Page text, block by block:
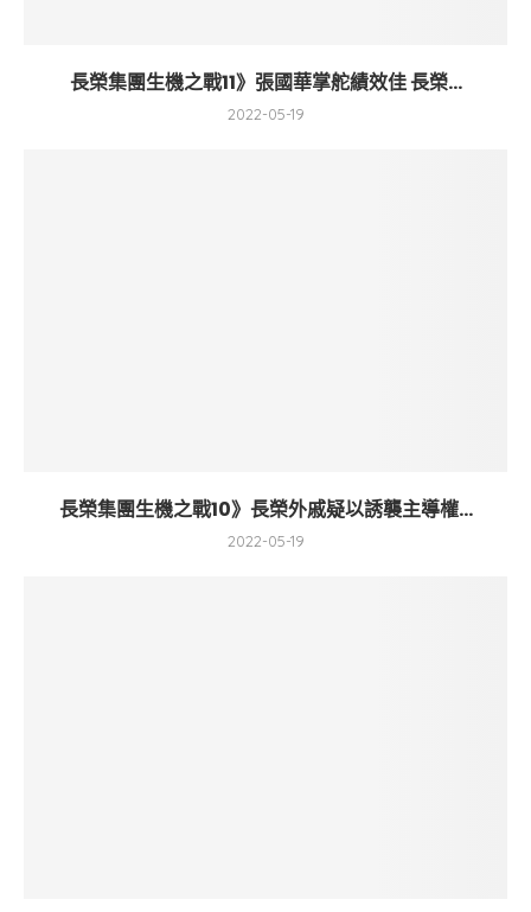
長榮集團生機之戰11》張國華掌舵績效佳 長榮...
2022-05-19
長榮集團生機之戰10》長榮外戚疑以誘襲主導權...
2022-05-19